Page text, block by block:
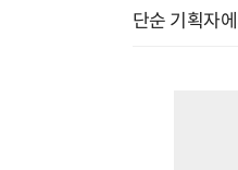
단순 기획자